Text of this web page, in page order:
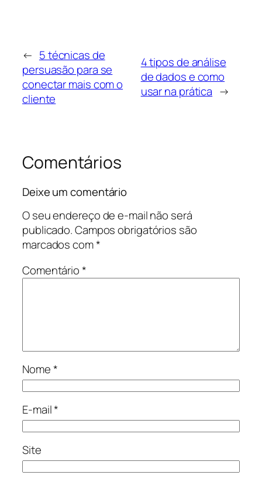
← 5 técnicas de
persuasão para se
conectar mais com o
cliente
4 tipos de análise
de dados e como
usar na prática →
Comentários
Deixe um comentário
O seu endereço de e-mail não será
publicado.Campos obrigatórios são
marcados com*
Comentário*
Nome*
E-mail*
Site